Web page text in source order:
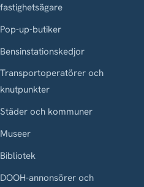
fastighetsägare
Pop-up-butiker
Bensinstationskedjor
Transportoperatörer och
knutpunkter
Städer och kommuner
Museer
Bibliotek
DOOH-annonsörer och